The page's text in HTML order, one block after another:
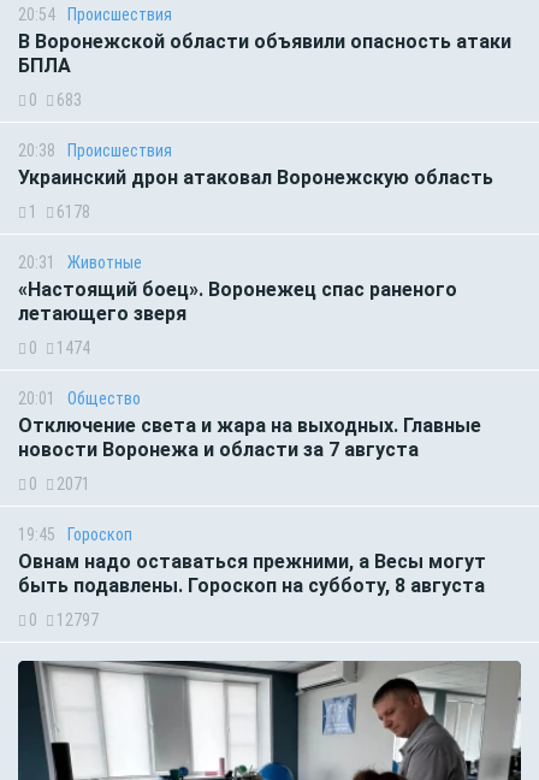
20:54 Происшествия
В Воронежской области объявили опасность атаки
БПЛА
0 683
20:38 Происшествия
Украинский дрон атаковал Воронежскую область
1 6178
20:31 Животные
«Настоящий боец». Воронежец спас раненого
летающего зверя
0 1474
20:01 Общество
Отключение света и жара на выходных. Главные
новости Воронежа и области за 7 августа
0 2071
19:45 Гороскоп
Овнам надо оставаться прежними, а Весы могут
быть подавлены. Гороскоп на субботу, 8 августа
0 12797